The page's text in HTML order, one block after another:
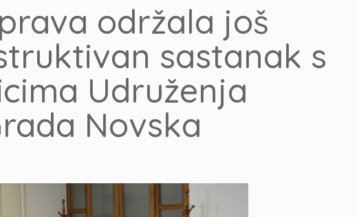
održala još
sastanak s
Udruženja
Novska